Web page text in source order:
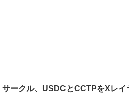
サークル、USDCとCCTPをXレイ